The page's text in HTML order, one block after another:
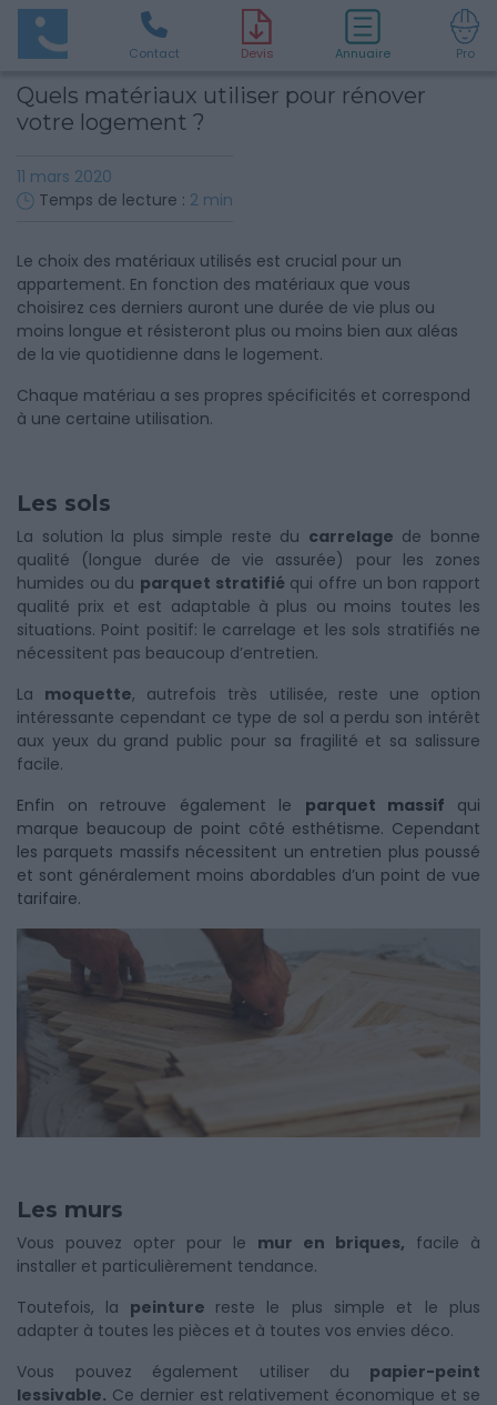
Contact Devis Annuaire Pro
Quels matériaux utiliser pour rénover
votre logement ?
11 mars 2020
Temps de lecture : 2 min
Le choix des matériaux utilisés est crucial pour un
appartement. En fonction des matériaux que vous
choisirez ces derniers auront une durée de vie plus ou
moins longue et résisteront plus ou moins bien aux aléas
de la vie quotidienne dans le logement.
Chaque matériau a ses propres spécificités et correspond
à une certaine utilisation.
Les sols
La solution la plus simple reste du carrelage de bonne
qualité (longue durée de vie assurée) pour les zones
humides ou du parquet stratifiéqui offre un bon rapport
qualité prix et est adaptable à plus ou moins toutes les
situations. Point positif: le carrelage et les sols stratifiés ne
nécessitent pas beaucoup d’entretien.
La moquette, autrefois très utilisée, reste une option
intéressante cependant ce type de sol a perdu son intérêt
aux yeux du grand public pour sa fragilité et sa salissure
facile.
Enfin on retrouve également le parquet massif qui
marque beaucoup de point côté esthétisme. Cependant
les parquets massifs nécessitent un entretien plus poussé
et sont généralement moins abordables d’un point de vue
tarifaire.
Les murs
Vous pouvez opter pour le mur en briques, facile à
installer et particulièrement tendance.
Toutefois, la peinture reste le plus simple et le plus
adapter à toutes les pièces et à toutes vos envies déco.
Vous pouvez également utiliser du papier-peint
lessivable. Ce dernier est relativement économique et se